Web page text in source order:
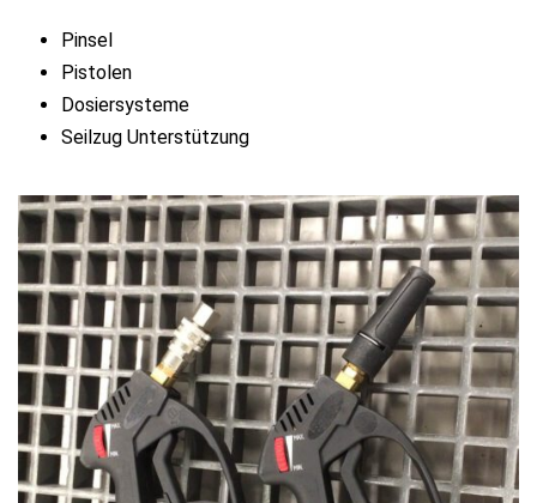
Pinsel
Pistolen
Dosiersysteme
Seilzug Unterstützung